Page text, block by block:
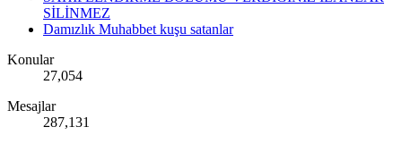
SİLİNMEZ
Damızlık Muhabbet kuşu satanlar
Konular
27,054
Mesajlar
287,131